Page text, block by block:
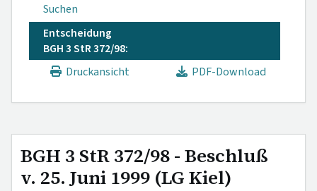
Suchen
Entscheidung
BGH 3 StR 372/98:
Druckansicht
PDF-Download
BGH 3 StR 372/98 - Beschluß
v. 25. Juni 1999 (LG Kiel)